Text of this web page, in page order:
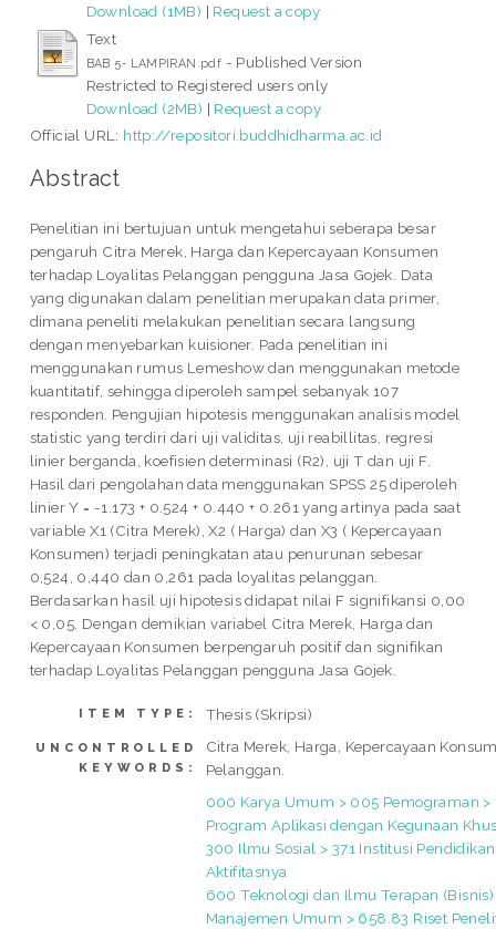
Download (1MB) | Request a copy
Text
BAB 5- LAMPIRAN.pdf - Published Version
Restricted to Registered users only
Download (2MB) | Request a copy
Official URL: http://repositori.buddhidharma.ac.id
Abstract
Penelitian ini bertujuan untuk mengetahui seberapa besar
pengaruh Citra Merek, Harga dan Kepercayaan Konsumen
terhadap Loyalitas Pelanggan pengguna Jasa Gojek. Data
yang digunakan dalam penelitian merupakan data primer,
dimana peneliti melakukan penelitian secara langsung
dengan menyebarkan kuisioner. Pada penelitian ini
menggunakan rumus Lemeshow dan menggunakan metode
kuantitatif, sehingga diperoleh sampel sebanyak 107
responden. Pengujian hipotesis menggunakan analisis model
statistic yang terdiri dari uji validitas, uji reabillitas, regresi
linier berganda, koefisien determinasi (R2), uji T dan uji F.
Hasil dari pengolahan data menggunakan SPSS 25 diperoleh
linier Y = -1.173 + 0.524 + 0.440 + 0.261 yang artinya pada saat
variable X1 (Citra Merek), X2 ( Harga) dan X3 ( Kepercayaan
Konsumen) terjadi peningkatan atau penurunan sebesar
0,524, 0,440 dan 0,261 pada loyalitas pelanggan.
Berdasarkan hasil uji hipotesis didapat nilai F signifikansi 0,00
< 0,05. Dengan demikian variabel Citra Merek, Harga dan
Kepercayaan Konsumen berpengaruh positif dan signifikan
terhadap Loyalitas Pelanggan pengguna Jasa Gojek.
ITEM TYPE: Thesis (Skripsi)
UNCONTROLLED
KEYWORDS:
Citra Merek, Harga, Kepercayaan
Pelanggan.
000 Karya Umum > 005 Pemograman >
Program Aplikasi dengan Kegunaan
300 Ilmu Sosial > 371 Institusi
Aktifitasnya
600 Teknologi dan Ilmu Terapan
Manajemen Umum > 658.83 Riset